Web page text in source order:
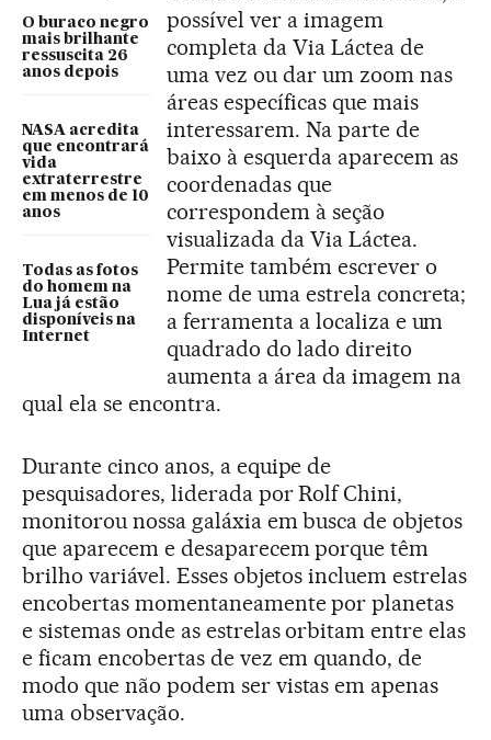
O buraco negro
mais brilhante
ressuscita 26
anos depois
NASA acredita
que encontrará
vida
extraterrestre
em menos de 10
anos
Todas as fotos
do homem na
Lua já estão
disponíveis na
Internet
possível ver a imagem
completa da Via Láctea de
uma vez ou dar um zoom nas
áreas específicas que mais
interessarem. Na parte de
baixo à esquerda aparecem as
coordenadas que
correspondem à seção
visualizada da Via Láctea.
Permite também escrever o
nome de uma estrela concreta;
a ferramenta a localiza e um
quadrado do lado direito
aumenta a área da imagem na
qual ela se encontra.
Durante cinco anos, a equipe de
pesquisadores, liderada por Rolf Chini,
monitorou nossa galáxia em busca de objetos
que aparecem e desaparecem porque têm
brilho variável. Esses objetos incluem estrelas
encobertas momentaneamente por planetas
e sistemas onde as estrelas orbitam entre elas
e ficam encobertas de vez em quando, de
modo que não podem ser vistas em apenas
uma observação.